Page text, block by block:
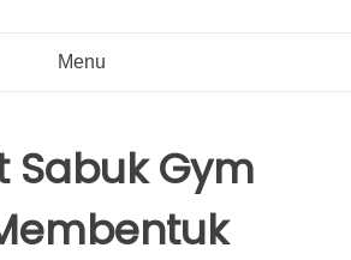
Menu
Sabuk Gym